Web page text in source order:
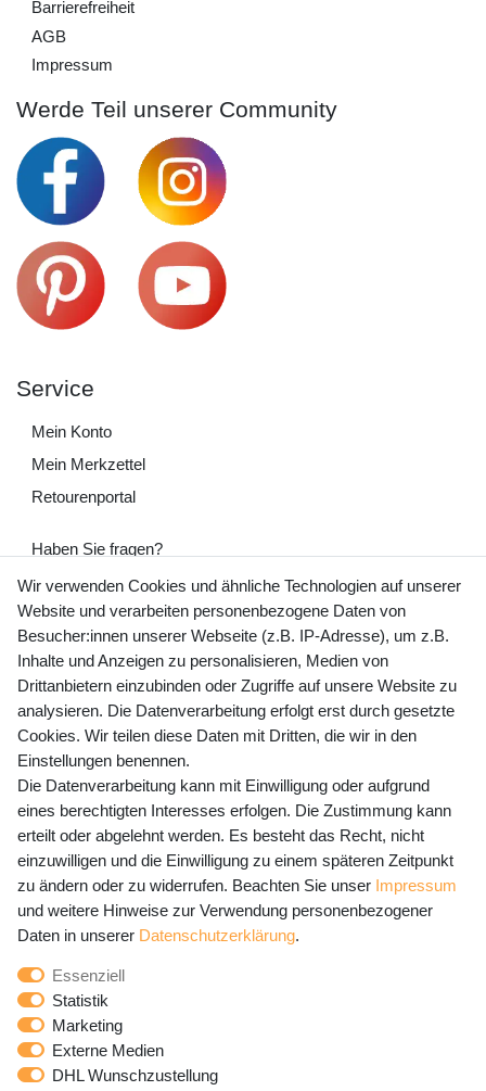
Barrierefreiheit
AGB
Impressum
Werde Teil unserer Community
Service
Mein Konto
Mein Merkzettel
Retourenportal
Haben Sie fragen?
+49 (0) 35243 460 400
Mo-Fr 9-15 Uhr
shop@banjado.com
Preisangaben inkl. gesetzl. MwSt. und zzgl. Service- und
Versandkosten
Newsletter Anmeldung - Keine Angebote
mehr verpassen!
E-MAIL **
Newsletter
Honig
Hiermit bestätige ich, dass ich die
gelesen habe. Meine Einwilligung kann ich jederzeit
widerrufen.**
Wir verwenden Cookies und ähnliche Technologien auf unserer
Website und verarbeiten personenbezogene Daten von
Besucher:innen unserer Webseite (z.B. IP-Adresse), um z.B.
Inhalte und Anzeigen zu personalisieren, Medien von
Drittanbietern einzubinden oder Zugriffe auf unsere Website zu
analysieren. Die Datenverarbeitung erfolgt erst durch gesetzte
Cookies. Wir teilen diese Daten mit Dritten, die wir in den
Einstellungen benennen.
Die Datenverarbeitung kann mit Einwilligung oder aufgrund
eines berechtigten Interesses erfolgen. Die Zustimmung kann
erteilt oder abgelehnt werden. Es besteht das Recht, nicht
einzuwilligen und die Einwilligung zu einem späteren Zeitpunkt
zu ändern oder zu widerrufen. Beachten Sie unser Impressum
und weitere Hinweise zur Verwendung personenbezogener
Daten in unserer Daten­schutz­erklärung.
Essenziell
Statistik
Marketing
Externe Medien
DHL Wunschzustellung